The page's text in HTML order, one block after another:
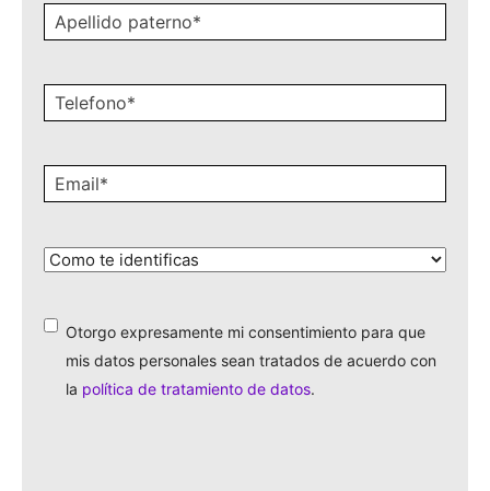
Apellido
paterno*
Celular*
Email*
¿Cómo
identificas?
*
Otorgo expresamente mi consentimiento para que
mis datos personales sean tratados de acuerdo con
la política de tratamiento de datos.